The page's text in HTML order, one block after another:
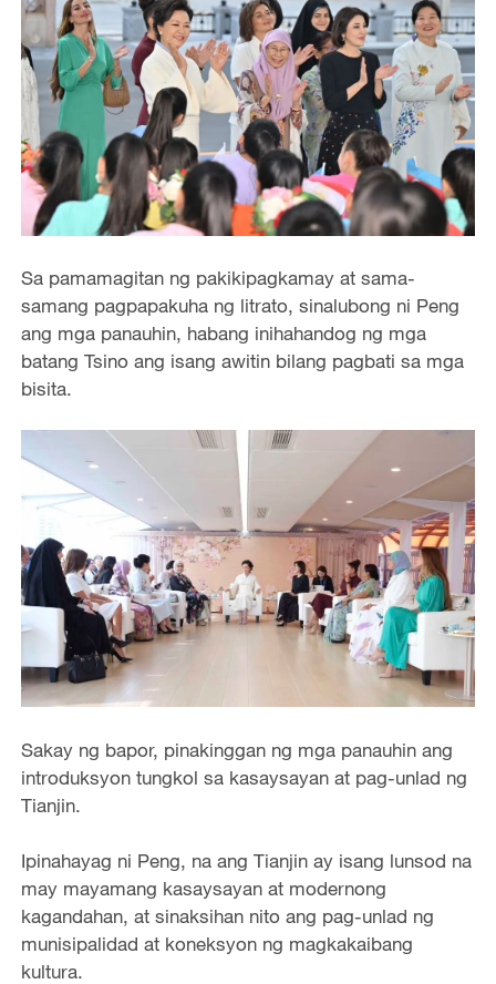
Sa pamamagitan ng pakikipagkamay at sama-
samang pagpapakuha ng litrato, sinalubong ni Peng
ang mga panauhin, habang inihahandog ng mga
batang Tsino ang isang awitin bilang pagbati sa mga
bisita.
Sakay ng bapor, pinakinggan ng mga panauhin ang
introduksyon tungkol sa kasaysayan at pag-unlad ng
Tianjin.
Ipinahayag ni Peng, na ang Tianjin ay isang lunsod na
may mayamang kasaysayan at modernong
kagandahan, at sinaksihan nito ang pag-unlad ng
munisipalidad at koneksyon ng magkakaibang
kultura.